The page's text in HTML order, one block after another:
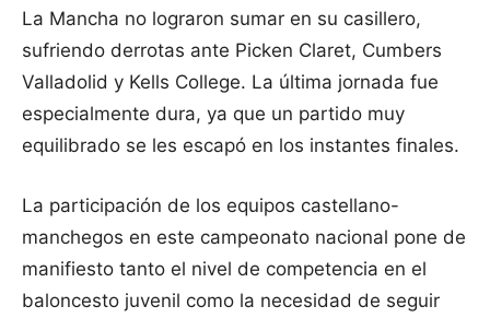
La Mancha no lograron sumar en su casillero,
sufriendo derrotas ante Picken Claret, Cumbers
Valladolid y Kells College. La última jornada fue
especialmente dura, ya que un partido muy
equilibrado se les escapó en los instantes finales.
La participación de los equipos castellano-
manchegos en este campeonato nacional pone de
manifiesto tanto el nivel de competencia en el
baloncesto juvenil como la necesidad de seguir